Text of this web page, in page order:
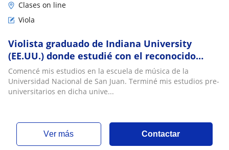
Clases on line
Viola
Violista graduado de Indiana University
(EE.UU.) donde estudié con el reconocido
maestro Atar Arad, y actualmente estoy
terminando
Comencé mis estudios en la escuela de música de la
Universidad Nacional de San Juan. Terminé mis estudios pre-
universitarios en dicha unive...
ver más Contactar